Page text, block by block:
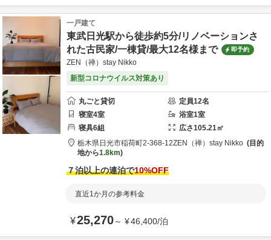
一戸建て
東武日光駅から徒歩約5分/リノベーションさ
れた古民家/一棟貸/最大12名様まで
即予約
ZEN（禅）stay Nikko
新型コロナウイルス対策あり
丸ごと貸切 定員12名
寝室4室 浴室1室
寝具6組 広さ105.21㎡
栃木県日光市稲荷町2-368-12ZEN（禅）stay Nikko
目的
地から1.8km
７泊以上の連泊で10%OFF
直近1か月の参考料金
¥25,270～ ¥46,400/泊